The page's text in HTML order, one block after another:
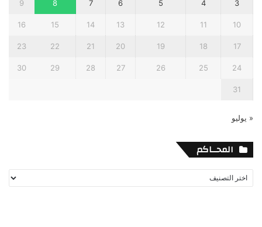
3
4
5
6
7
8
9
10
11
12
13
14
15
16
17
18
19
20
21
22
23
24
25
26
27
28
29
30
31
« يوليو
المحــاكم
المحــاكم